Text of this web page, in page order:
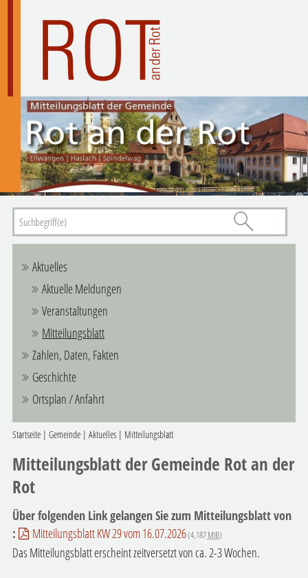
Aktuelles
Aktuelle Meldungen
Veranstaltungen
Mitteilungsblatt
Zahlen, Daten, Fakten
Geschichte
Ortsplan / Anfahrt
Startseite| Gemeinde| Aktuelles| Mitteilungsblatt
Mitteilungsblatt der Gemeinde Rot an der
Rot
Über folgenden Link gelangen Sie zum Mitteilungsblatt von
:
Mitteilungsblatt KW 29 vom 16.07.2026(4,187MiB)
Das Mitteilungsblatt erscheint zeitversetzt von ca. 2-3 Wochen.